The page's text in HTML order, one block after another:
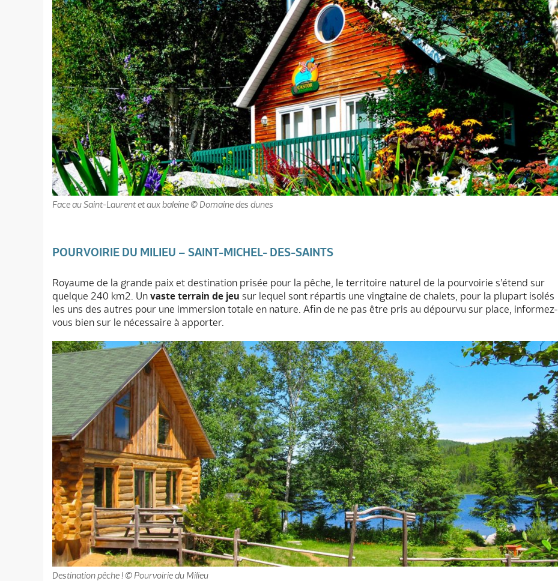
Face au Saint-Laurent et aux baleine © Domaine des dunes
POURVOIRIE DU MILIEU – SAINT-MICHEL- DES-SAINTS
Royaume de la grande paix et destination prisée pour la pêche, le territoire naturel de la pourvoirie s’étend sur
quelque 240 km2. Un vaste terrain de jeu sur lequel sont répartis une vingtaine de chalets, pour la plupart isolés
les uns des autres pour une immersion totale en nature. Afin de ne pas être pris au dépourvu sur place, informez-
vous bien sur le nécessaire à apporter.
Destination pêche ! © Pourvoirie du Milieu